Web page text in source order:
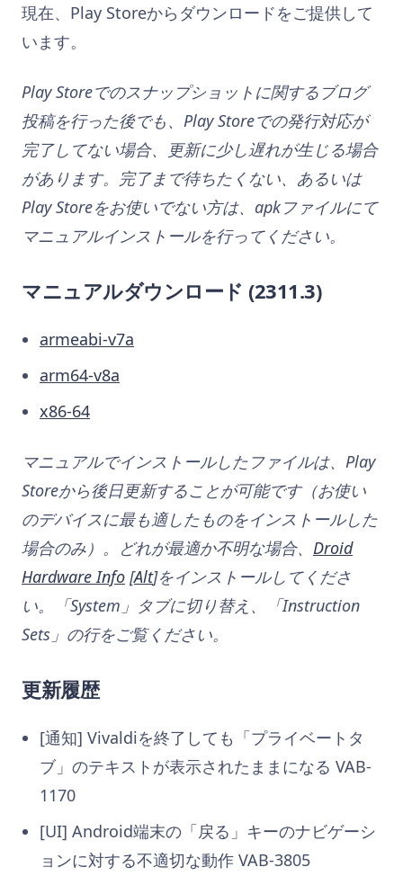
現在、Play Storeからダウンロードをご提供して
います。
Play Storeでのスナップショットに関するブログ
投稿を行った後でも、Play Storeでの発行対応が
完了してない場合、更新に少し遅れが生じる場合
があります。完了まで待ちたくない、あるいは
Play Storeをお使いでない方は、apkファイルにて
マニュアルインストールを行ってください。
マニュアルダウンロード (2311.3)
armeabi-v7a
arm64-v8a
x86-64
マニュアルでインストールしたファイルは、Play
Storeから後日更新することが可能です（お使い
のデバイスに最も適したものをインストールした
場合のみ）。どれが最適か不明な場合、 Droid
Hardware Info [Alt]をインストールしてくださ
い。「System」タブに切り替え、「Instruction
Sets」の行をご覧ください。
更新履歴
[通知] Vivaldiを終了しても「プライベートタ
ブ」のテキストが表示されたままになる VAB-
1170
[UI] Android端末の「戻る」キーのナビゲーシ
ョンに対する不適切な動作 VAB-3805